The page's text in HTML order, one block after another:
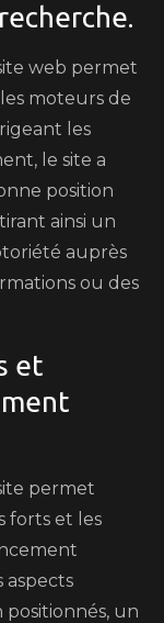
web permet
moteurs de
les
le site a
position
ainsi un
auprès
ou des
et
permet
forts et les
positionnés, un